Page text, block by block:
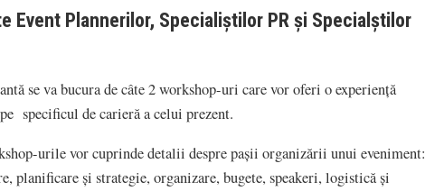
Event Plannerilor, Specialiştilor PR şi Specialştilor
se va bucura de câte 2 workshop-uri care vor oferi o experienţă
specificul de carieră a celui prezent.
urile vor cuprinde detalii despre paşii organizării unui eveniment:
planificare și strategie, organizare, bugete, speakeri, logistică și